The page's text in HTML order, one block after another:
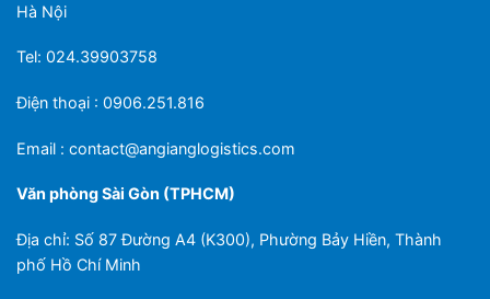
Hà Nội
Tel: 024.39903758
Điện thoại : 0906.251.816
Email : contact@angianglogistics.com
Văn phòng Sài Gòn (TPHCM)
Địa chỉ: Số 87 Đường A4 (K300), Phường Bảy Hiền, Thành
phố Hồ Chí Minh